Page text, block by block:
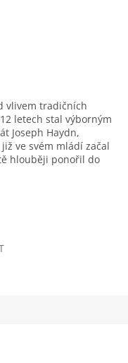
vlivem tradičních
letech stal výborným
Joseph Haydn,
ve svém mládí začal
hlouběji ponořil do